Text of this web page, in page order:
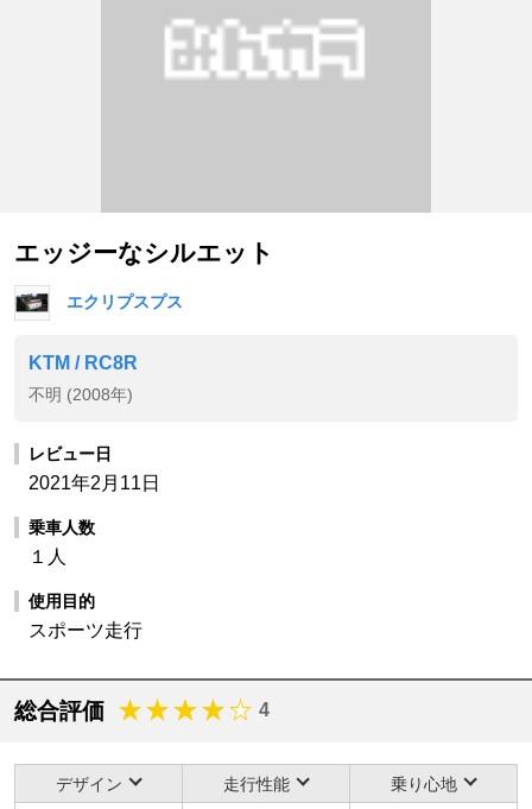
エッジーなシルエット
エクリプスプス
KTM / RC8R
不明 (2008年)
レビュー日
2021年2月11日
乗車人数
１人
使用目的
スポーツ走行
総合評価 4
デザイン 走行性能 乗り心地